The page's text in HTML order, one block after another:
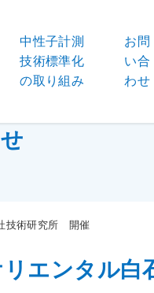
中性子計測
技術標準化
の取り組み
お問
い合
わせ
技術研究所 開催
エンタル白